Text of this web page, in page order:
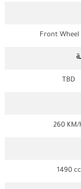
Front Wheel
TBD
260 KM/
1490 cc